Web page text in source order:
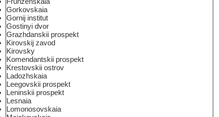
Gorkovskaia
Gornij institut
Gostinyi dvor
Grazhdanskii prospekt
Kirovskij zavod
Kirovsky
Komendantskii prospekt
Krestovskii ostrov
Ladozhskaia
Leegovskii prospekt
Leninskii prospekt
Lesnaia
Lomonosovskaia